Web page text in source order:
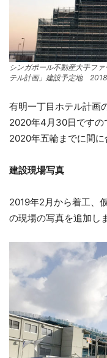
シンガポール不動産大手フ
テル計画」建設予定地
有明一丁目ホテル計画
2020年4月30日ですの
2020年五輪までに間に
建設現場写真
2019年2月から着工、
の現場の写真を追加し